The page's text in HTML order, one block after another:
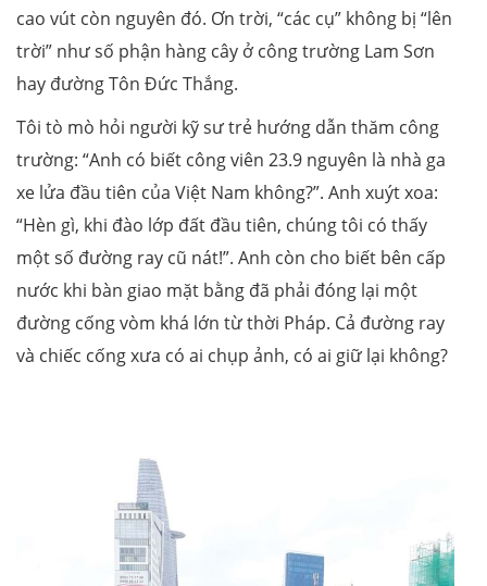
cao vút còn nguyên đó. Ơn trời, “các cụ” không bị “lên
trời” như số phận hàng cây ở công trường Lam Sơn
hay đường Tôn Đức Thắng.
Tôi tò mò hỏi người kỹ sư trẻ hướng dẫn thăm công
trường: “Anh có biết công viên 23.9 nguyên là nhà ga
xe lửa đầu tiên của Việt Nam không?”. Anh xuýt xoa:
“Hèn gì, khi đào lớp đất đầu tiên, chúng tôi có thấy
một số đường ray cũ nát!”. Anh còn cho biết bên cấp
nước khi bàn giao mặt bằng đã phải đóng lại một
đường cống vòm khá lớn từ thời Pháp. Cả đường ray
và chiếc cống xưa có ai chụp ảnh, có ai giữ lại không?